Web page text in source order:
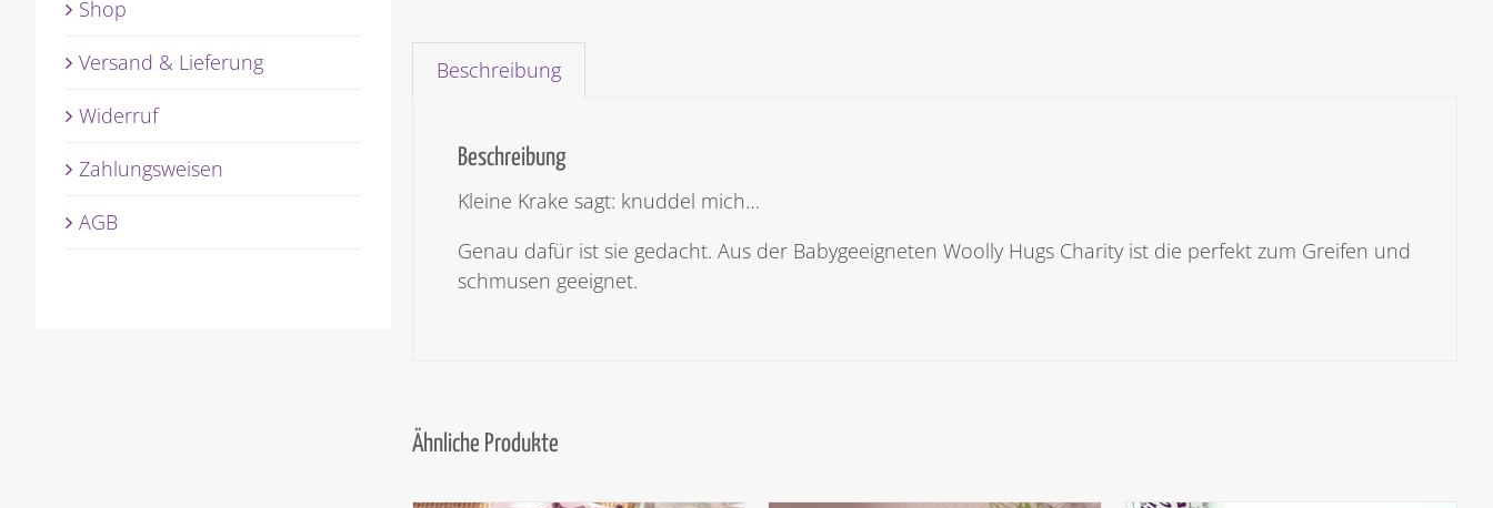
Beschreibung
Beschreibung
Kleine Krake sagt: knuddel mich…
Genau dafür ist sie gedacht. Aus der Babygeeigneten Woolly Hugs Charity ist die perfekt zum Greifen und
schmusen geeignet.
Ähnliche Produkte
Shop
Versand & Lieferung
Widerruf
Zahlungsweisen
AGB